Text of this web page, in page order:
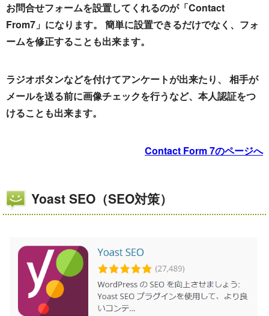
お問合せフォームを設置してくれるのが「Contact
From7」になります。 簡単に設置できるだけでなく、フォ
ームを修正することも出来ます。
ラジオボタンなどを付けてアンケートが出来たり、 相手が
メールを送る前に画像チェックを行うなど、本人認証をつ
けることも出来ます。
Contact Form 7のページへ
Yoast SEO（SEO対策）